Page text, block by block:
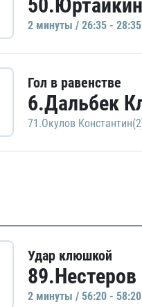
2 минуты / 26:35 - 28:35
Гол в равенстве
6.Дальбек
71.Окулов
Удар клюшкой
2 минуты / 56:20 - 58:20